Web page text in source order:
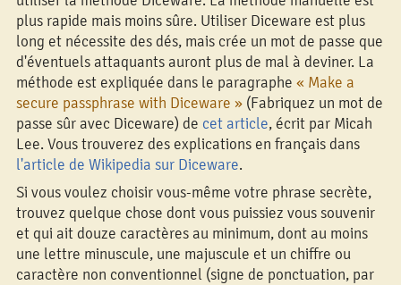
plus rapide mais moins sûre. Utiliser Diceware est plus
long et nécessite des dés, mais crée un mot de passe que
d'éventuels attaquants auront plus de mal à deviner. La
méthode est expliquée dans le paragraphe « Make a
secure passphrase with Diceware »(Fabriquez un mot de
passe sûr avec Diceware) de cet article, écrit par Micah
Lee. Vous trouverez des explications en français dans
l'article de Wikipedia sur Diceware.
Si vous voulez choisir vous-même votre phrase secrète,
trouvez quelque chose dont vous puissiez vous souvenir
et qui ait douze caractères au minimum, dont au moins
une lettre minuscule, une majuscule et un chiffre ou
caractère non conventionnel (signe de ponctuation, par